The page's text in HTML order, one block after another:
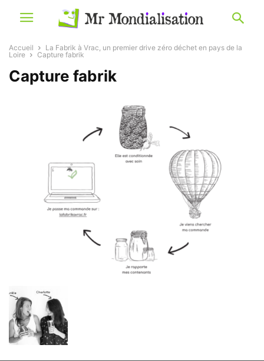
Accueil
La Fabrik à Vrac, un premier drive zéro déchet en pays de la
Loire
Capture fabrik
Capture fabrik